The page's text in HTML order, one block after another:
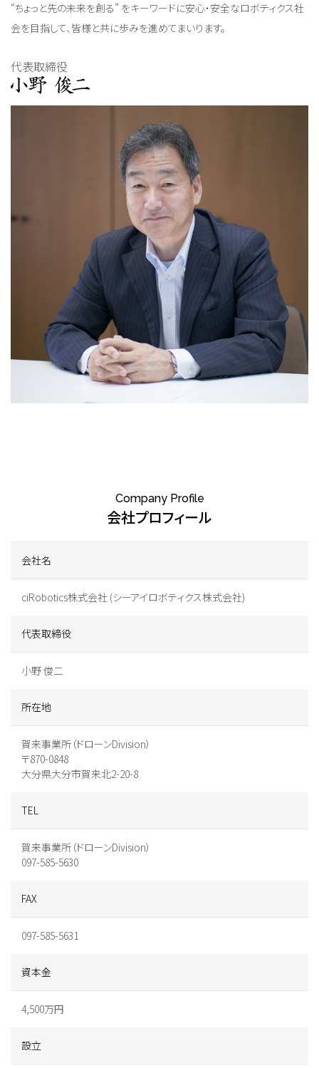
“ちょっと先の未来を創る” をキーワードに安心・安全なロボティクス社
会を目指して、皆様と共に歩みを進めてまいります。
代表取締役
Company Profile
会社プロフィール
会社名
ciRobotics株式会社 (シーアイロボティクス株式会社)
代表取締役
小野 俊二
所在地
賀来事業所（ドローンDivision）
〒870-0848
大分県大分市賀来北2-20-8
TEL
賀来事業所（ドローンDivision）
097-585-5630
FAX
097-585-5631
資本金
4,500万円
設立